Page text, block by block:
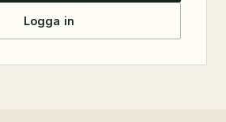
Logga in